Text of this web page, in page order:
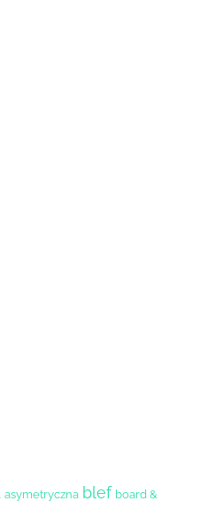
asymetryczna blef board &